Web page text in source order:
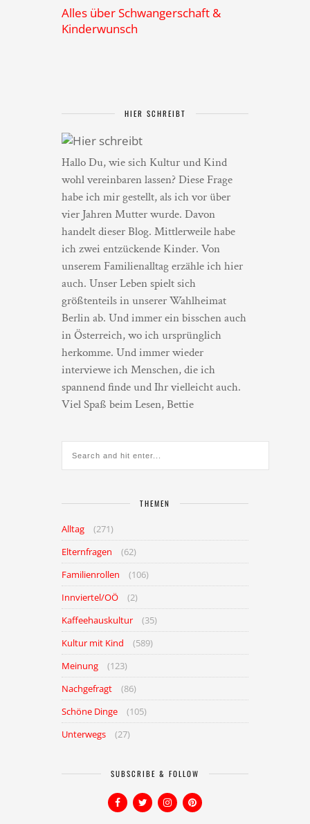
Alles über Schwangerschaft &
Kinderwunsch
HIER SCHREIBT
Hallo Du, wie sich Kultur und Kind
wohl vereinbaren lassen? Diese Frage
habe ich mir gestellt, als ich vor über
vier Jahren Mutter wurde. Davon
handelt dieser Blog. Mittlerweile habe
ich zwei entzückende Kinder. Von
unserem Familienalltag erzähle ich hier
auch. Unser Leben spielt sich
größtenteils in unserer Wahlheimat
Berlin ab. Und immer ein bisschen auch
in Österreich, wo ich ursprünglich
herkomme. Und immer wieder
interviewe ich Menschen, die ich
spannend finde und Ihr vielleicht auch.
Viel Spaß beim Lesen, Bettie
THEMEN
Alltag
(271)
Elternfragen
(62)
Familienrollen
(106)
Innviertel/OÖ
(2)
Kaffeehauskultur
(35)
Kultur mit Kind
(589)
Meinung
(123)
Nachgefragt
(86)
Schöne Dinge
(105)
Unterwegs
(27)
SUBSCRIBE & FOLLOW